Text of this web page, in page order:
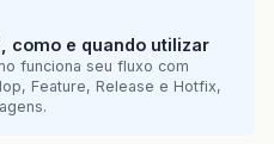
como e quando utilizar
funciona seu fluxo com
Feature, Release e Hotfix,